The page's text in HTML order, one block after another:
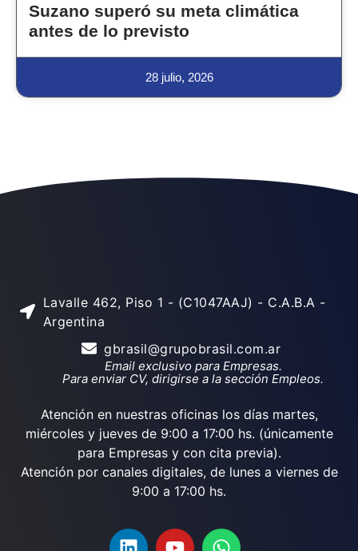
Suzano superó su meta climática
antes de lo previsto
28 julio, 2026
Lavalle 462, Piso 1 - (C1047AAJ) - C.A.B.A -
Argentina
gbrasil@grupobrasil.com.ar
Email exclusivo para Empresas.
Para enviar CV, dirigirse a la sección Empleos.
Atención en nuestras oficinas los días martes,
miércoles y jueves de 9:00 a 17:00 hs. (únicamente
para Empresas y con cita previa).
Atención por canales digitales, de lunes a viernes de
9:00 a 17:00 hs.